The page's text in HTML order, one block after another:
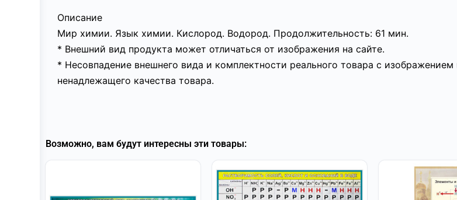
Описание
Мир химии. Язык химии. Кислород. Водород. Продолжительность: 61 мин.
* Внешний вид продукта может отличаться от изображения на сайте.
* Несовпадение внешнего вида и комплектности реального товара с
ненадлежащего качества товара.
Возможно, вам будут интересны эти товары: